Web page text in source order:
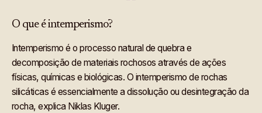
O que é intemperismo?
Intemperismo é o processo natural de quebra e
decomposição de materiais rochosos através de ações
físicas, químicas e biológicas. O intemperismo de rochas
silicáticas é essencialmente a dissolução ou desintegração da
rocha, explica Niklas Kluger.